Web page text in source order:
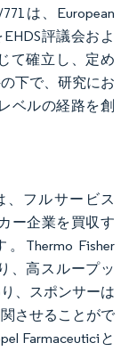
は、European
評議会およ
て確立し、定め
下で、研究にお
ベルの経路を創
、フルサービス
ー企業を買収す
Thermo Fisher
、高スループッ
、スポンサーは
させることがで
Farmaceuticiと